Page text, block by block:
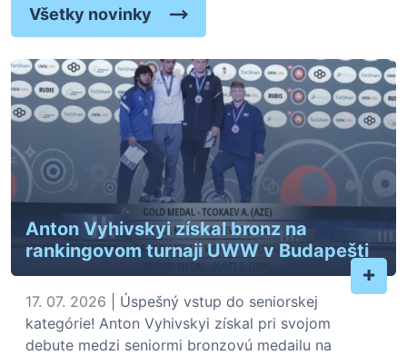
Všetky novinky
Anton Vyhivskyi získal bronz na
rankingovom turnaji UWW v Budapešti
+
17. 07. 2026 | Úspešný vstup do seniorskej
kategórie! Anton Vyhivskyi získal pri svojom
debute medzi seniormi bronzovú medailu na